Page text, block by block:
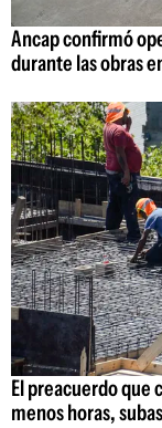
Ancap confirmó
durante las obras
El preacuerdo que
menos horas,